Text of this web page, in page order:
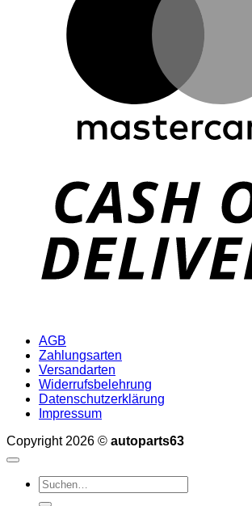
AGB
Zahlungsarten
Versandarten
Widerrufsbelehrung
Datenschutzerklärung
Impressum
Copyright 2026 © autoparts63
Suchen
nach: